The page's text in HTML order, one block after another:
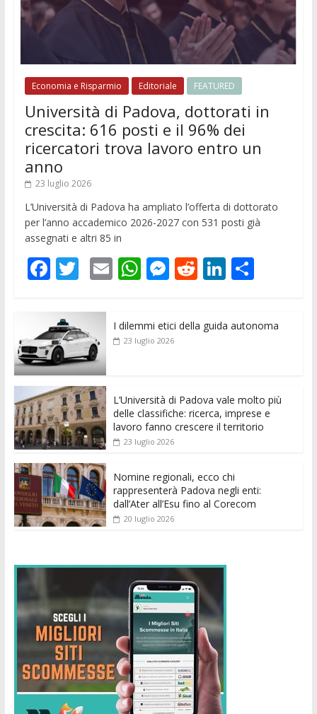
Economia e Risparmio Editoriale FEATURED
Università di Padova, dottorati in
crescita: 616 posti e il 96% dei
ricercatori trova lavoro entro un
anno
23 luglio 2026
L’Università di Padova ha ampliato l’offerta di dottorato
per l’anno accademico 2026-2027 con 531 posti già
assegnati e altri 85 in
F
e
b
o
o
k
T
itt
er
E
ai
l
W
s
p
M
ss
e
er
R
di
Li
e
C
di
I dilemmi etici della guida autonoma
23 luglio 2026
L’Università di Padova vale molto più
delle classifiche: ricerca, imprese e
lavoro fanno crescere il territorio
23 luglio 2026
Nomine regionali, ecco chi
rappresenterà Padova negli enti:
dall’Ater all’Esu fino al Corecom
20 luglio 2026